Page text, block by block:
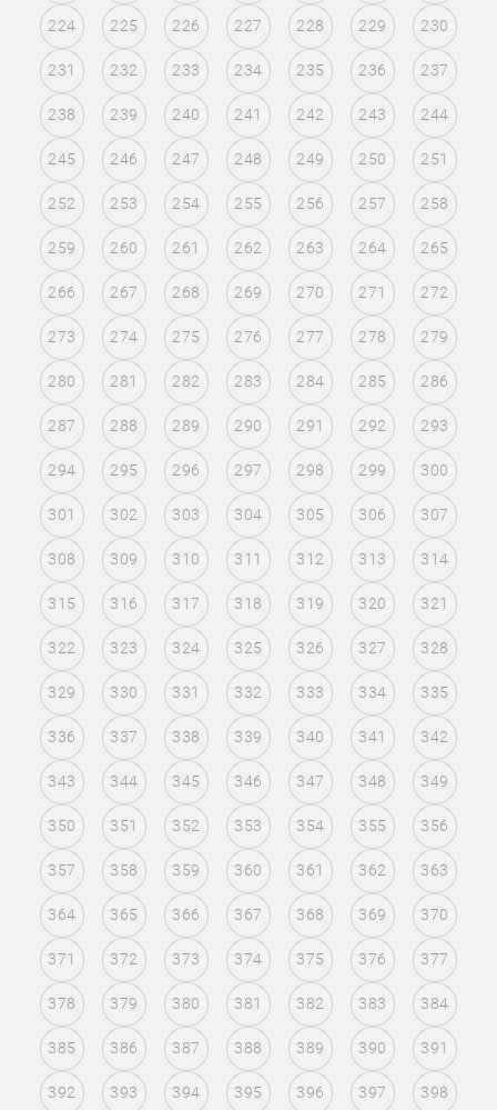
224 225 226 227 228 229 230
231 232 233 234 235 236 237
238 239 240 241 242 243 244
245 246 247 248 249 250 251
252 253 254 255 256 257 258
259 260 261 262 263 264 265
266 267 268 269 270 271 272
273 274 275 276 277 278 279
280 281 282 283 284 285 286
287 288 289 290 291 292 293
294 295 296 297 298 299 300
301 302 303 304 305 306 307
308 309 310 311 312 313 314
315 316 317 318 319 320 321
322 323 324 325 326 327 328
329 330 331 332 333 334 335
336 337 338 339 340 341 342
343 344 345 346 347 348 349
350 351 352 353 354 355 356
357 358 359 360 361 362 363
364 365 366 367 368 369 370
371 372 373 374 375 376 377
378 379 380 381 382 383 384
385 386 387 388 389 390 391
392 393 394 395 396 397 398